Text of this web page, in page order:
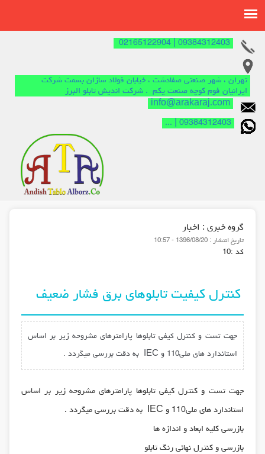
09384312403 | 02165122904
تهران ، شهر صنعتی صفادشت ، خیابان فولاد سازان بسمت شرکت
ایرانیان فوم کوچه صنعت یکم . شرکت اندیش تابلو البرز
info@arakaraj.com
09384312403 | ...
گروه خبري : اخبار
تاريخ انتشار : 1396/08/20 - 10:57
كد :10
كنترل كيفيت تابلوهاي برق فشار ضعيف
جهت تست و كنترل كيفي تابلوها پارامترهاي مشروحه زير بر اساس
استاندارد های ملی110 و IEC به دقت بررسي ميگردد .
جهت تست و كنترل كيفي تابلوها پارامترهاي مشروحه زير بر اساس
استاندارد های ملی110 و IEC به دقت بررسي ميگردد .
بازرسي كليه ابعاد و اندازه ها
بازرسي و كنترل نهائي رنگ تابلو